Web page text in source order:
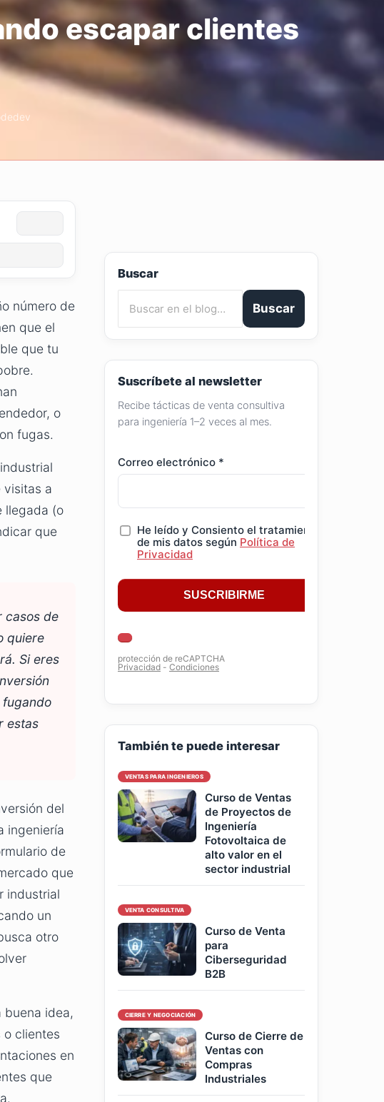
escapar clientes
número de
que el
que tu
o
fugas.
visitas a
llegada (o
que
casos de
quiere
Si eres
estas
del
ingeniería
de
que
industrial
un
otro
buena idea,
clientes
en
que
Buscar
Buscar
Suscríbete al newsletter
Recibe tácticas de venta consultiva
para ingeniería 1–2 veces al mes.
También te puede interesar
VENTAS PARA INGENIEROS
Curso de Ventas
de Proyectos de
Ingeniería
Fotovoltaica de
alto valor en el
sector industrial
VENTA CONSULTIVA
Curso de Venta
para
Ciberseguridad
B2B
CIERRE Y NEGOCIACIÓN
Curso de Cierre de
Ventas con
Compras
Industriales